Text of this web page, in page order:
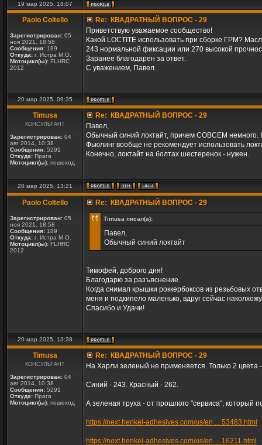
19 мар 2025, 18:07
Paolo Coltello
Зарегистрирован: 05
ноя 2021, 18:58
Сообщения: 189
Откуда: г. Истра М.О.
Мотоцикл(ы): FLHRC
2012
Re: КВАДРАТНЫЙ ВОПРОС - 29
Приветствую уважаемое сообщество!
Какой LOCTITE использовать при сборке ГРМ?
243 нормальной фиксации или 270 высокой
Заранее благодарен за ответ.
С уважением, Павел.
20 мар 2025, 09:35
Timusa
КОНСУЛЬТАНТ
Зарегистрирован: 04
авг 2014, 10:38
Сообщения: 5291
Откуда: Прага
Мотоцикл(ы): пешеход
Re: КВАДРАТНЫЙ ВОПРОС - 29
Павел,
Обычный синий локтайт, причем СОВСЕМ немного.
Фьюлинг вообще не рекомендует использовать
Конечно, локтайт на болтах шестеренок - нужен.
20 мар 2025, 13:21
Paolo Coltello
Зарегистрирован: 05
ноя 2021, 18:58
Сообщения: 189
Откуда: г. Истра М.О.
Мотоцикл(ы): FLHRC
2012
Re: КВАДРАТНЫЙ ВОПРОС - 29
Timusa писал(а):
Павел,
Обычный синий локтайт
Тимофей, доброго дня!
Благодарю за разъяснение.
Когда снимал крышки роккербоксов из резьбовых
меня и подкипело маленько, вдруг сейчас
Спасибо и Удачи!
20 мар 2025, 13:38
Timusa
КОНСУЛЬТАНТ
Зарегистрирован: 04
авг 2014, 10:38
Сообщения: 5291
Откуда: Прага
Мотоцикл(ы): пешеход
Re: КВАДРАТНЫЙ ВОПРОС - 29
На Харли зеленый не применяется. Только 2 цвета
Синий - 243. Красный - 262.
А зеленая труха - от прошлого "сервиса", который
https://next.henkel-adhesives.com/us/en ... 53483.html
https://next.henkel-adhesives.com/us/en ... 16211.html